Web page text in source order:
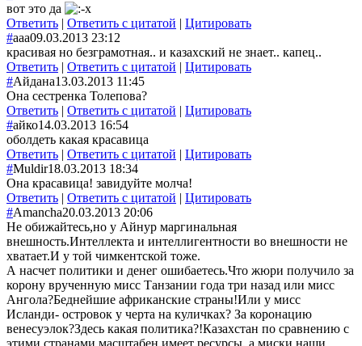
вот это да
Ответить | Ответить с цитатой | Цитировать
#ааа09.03.2013 23:12
красивая но безграмотная.. и казахский не знает.. капец..
Ответить | Ответить с цитатой | Цитировать
#Айдана13.03.2013 11:45
Она сестренка Толепова?
Ответить | Ответить с цитатой | Цитировать
#айко14.03.2013 16:54
оболдеть какая красавица
Ответить | Ответить с цитатой | Цитировать
#Muldir18.03.2013 18:34
Она красавица! завидуйте молча!
Ответить | Ответить с цитатой | Цитировать
#Amancha20.03.2013 20:06
Не обижайтесь,но у Айнур маргинальная
внешность.Интеллекта и интеллигентности во внешности не
хватает.И у той чимкентской тоже.
А насчет политики и денег ошибаетесь.Что жюри получило за
корону врученную мисс Танзании года три назад или мисс
Ангола?Беднейшие африканские страны!Или у мисс
Исланди- островок у черта на куличках? За коронацию
венесуэлок?Здесь какая политика?!Казахстан по сравнению с
этими странами масштабен,имеет ресурсы, а миски наши